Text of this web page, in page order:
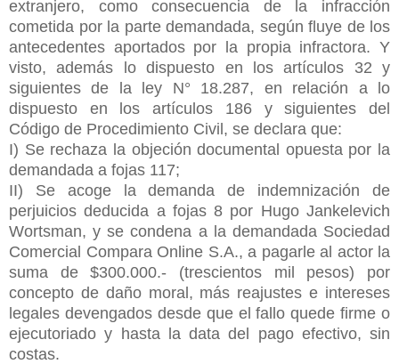
extranjero, como consecuencia de la infracción
cometida por la parte demandada, según fluye de los
antecedentes aportados por la propia infractora. Y
visto, además lo dispuesto en los artículos 32 y
siguientes de la ley N° 18.287, en relación a lo
dispuesto en los artículos 186 y siguientes del
Código de Procedimiento Civil, se declara que:
I) Se rechaza la objeción documental opuesta por la
demandada a fojas 117;
II) Se acoge la demanda de indemnización de
perjuicios deducida a fojas 8 por Hugo Jankelevich
Wortsman, y se condena a la demandada Sociedad
Comercial Compara Online S.A., a pagarle al actor la
suma de $300.000.- (trescientos mil pesos) por
concepto de daño moral, más reajustes e intereses
legales devengados desde que el fallo quede firme o
ejecutoriado y hasta la data del pago efectivo, sin
costas.